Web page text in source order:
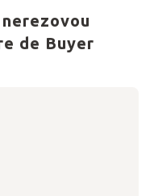
de Buyer